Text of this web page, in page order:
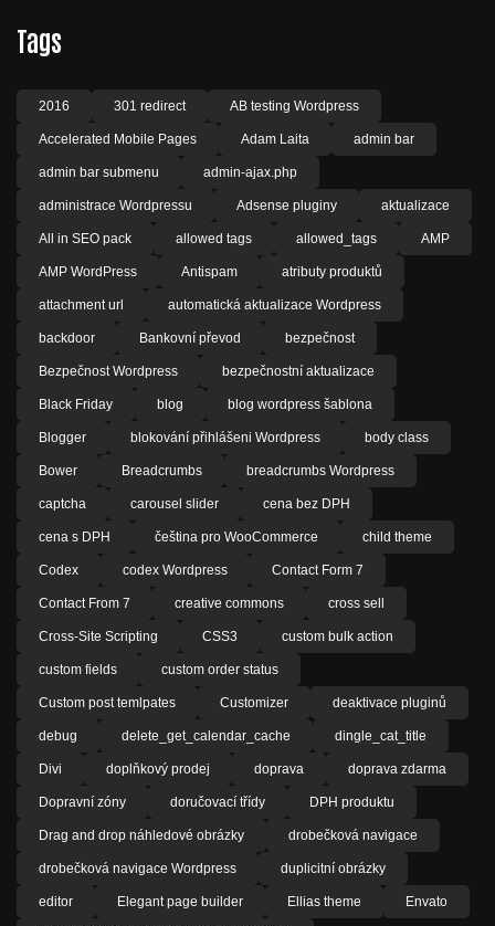
Tags
2016 301 redirect AB testing Wordpress
Accelerated Mobile Pages Adam Laita admin bar
admin bar submenu admin-ajax.php
administrace Wordpressu Adsense pluginy aktualizace
All in SEO pack allowed tags allowed_tags AMP
AMP WordPress Antispam atributy produktů
attachment url automatická aktualizace Wordpress
backdoor Bankovní převod bezpečnost
Bezpečnost Wordpress bezpečnostní aktualizace
Black Friday blog blog wordpress šablona
Blogger blokování přihlášeni Wordpress body class
Bower Breadcrumbs breadcrumbs Wordpress
captcha carousel slider cena bez DPH
cena s DPH čeština pro WooCommerce child theme
Codex codex Wordpress Contact Form 7
Contact From 7 creative commons cross sell
Cross-Site Scripting CSS3 custom bulk action
custom fields custom order status
Custom post temlpates Customizer deaktivace pluginů
debug delete_get_calendar_cache dingle_cat_title
Divi doplňkový prodej doprava doprava zdarma
Dopravní zóny doručovací třídy DPH produktu
Drag and drop náhledové obrázky drobečková navigace
drobečková navigace Wordpress duplicitní obrázky
editor Elegant page builder Ellias theme Envato